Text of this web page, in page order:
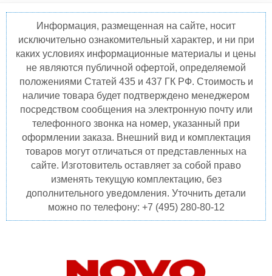
Информация, размещенная на сайте, носит
исключительно ознакомительный характер, и ни при
каких условиях информационные материалы и цены
не являются публичной офертой, определяемой
положениями Статей 435 и 437 ГК РФ. Стоимость и
наличие товара будет подтверждено менеджером
посредством сообщения на электронную почту или
телефонного звонка на номер, указанный при
оформлении заказа. Внешний вид и комплектация
товаров могут отличаться от представленных на
сайте. Изготовитель оставляет за собой право
изменять текущую комплектацию, без
дополнительного уведомления. Уточнить детали
можно по телефону: +7 (495) 280-80-12